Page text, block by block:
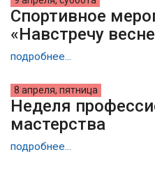
Спортивное
«Навстречу
подробнее...
8 апреля, пятница
Неделя
мастерства
подробнее...